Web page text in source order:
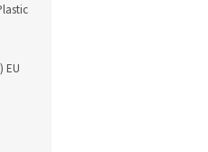
EU